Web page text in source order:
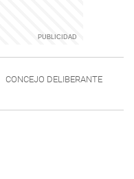
CONCEJO DELIBERANTE